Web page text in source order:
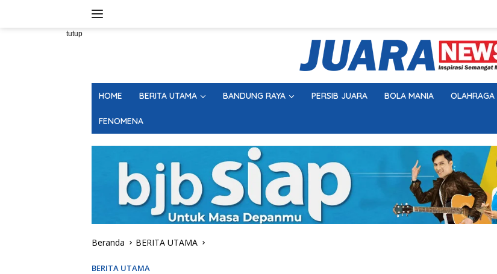
tutup
HOME BERITA UTAMA BANDUNG RAYA PERSIB JUARA BOLA MANIA OLAHRAGA
FENOMENA
Beranda BERITA UTAMA
BERITA UTAMA